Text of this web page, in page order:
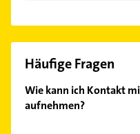
Häufige Fragen
Wie kann ich Kontakt
aufnehmen?